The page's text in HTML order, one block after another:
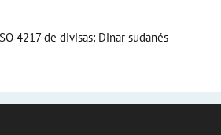
4217 de divisas: Dinar sudanés